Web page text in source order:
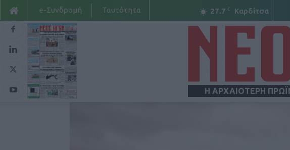
27.7 C Καρδίτσα
e-Συνδρομή Ταυτότητα
Η ΑΡΧΑΙΟΤΕΡΗ